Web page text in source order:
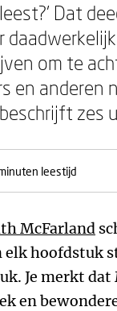
Dat
om te
en anderen
leestijd
McFarland
hoofdstuk
Je merkt dat
en